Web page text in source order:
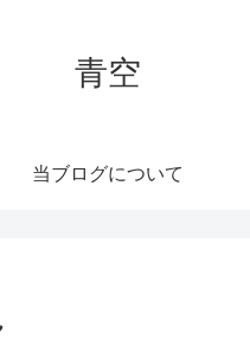
青空
当ブログについて